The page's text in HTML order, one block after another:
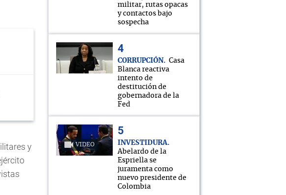
y
militar, rutas opacas
y contactos bajo
sospecha
CORRUPCIÓN
Casa
Blanca reactiva
intento de
destitución de
gobernadora de la
Fed
VIDEO
INVESTIDURA
Abelardo de la
Espriella se
juramenta como
nuevo presidente de
Colombia